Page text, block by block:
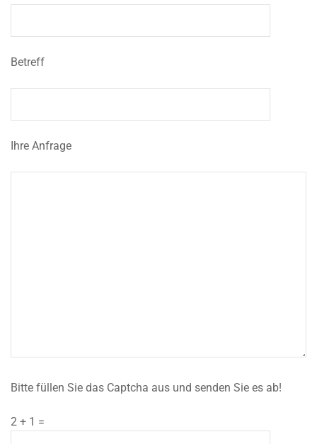
Betreff
Ihre Anfrage
Bitte füllen Sie das Captcha aus und senden Sie es ab!
2 + 1 =